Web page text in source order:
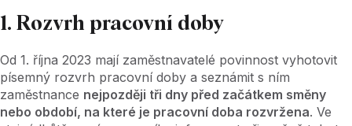
1. Rozvrh pracovní doby
Od 1. října 2023 mají zaměstnavatelé povinnost vyhotovit
písemný rozvrh pracovní doby a seznámit s ním
zaměstnance nejpozději tři dny před začátkem směny
nebo období, na které je pracovní doba rozvržena. Ve